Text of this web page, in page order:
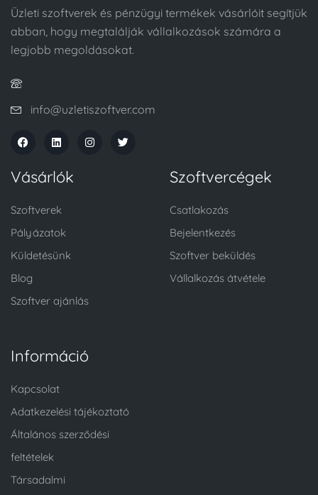
Üzleti szoftverek és pénzügyi termékek vásárlóit segítjük
abban, hogy megtalálják vállalkozások számára a
legjobb megoldásokat.
info@uzletiszoftver.com
Vásárlók
Szoftverek
Pályázatok
Küldetésünk
Blog
Szoftver ajánlás
Szoftvercégek
Csatlakozás
Bejelentkezés
Szoftver beküldés
Vállalkozás átvétele
Információ
Kapcsolat
Adatkezelési tájékoztató
Általános szerződési
feltételek
Társadalmi